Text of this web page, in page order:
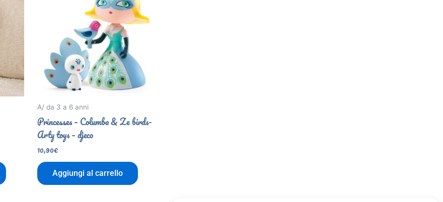
A/ da 3 a 6 anni
Princesses – Columba & Ze birds-
Arty toys – djeco
10,90€
Aggiungi al carrello